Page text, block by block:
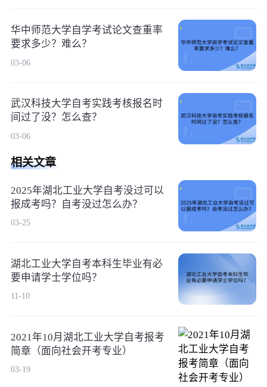
华中师范大学自学考试论文查重率
要求多少？难么？
03-06
武汉科技大学自考实践考核报名时
间过了没？怎么查？
03-06
相关文章
2025年湖北工业大学​自考没过可以
报成考吗？自考没过怎么办？
03-25
湖北工业大学自考本科生毕业有必
要申请学士学位吗？
11-10
2021年10月湖北工业大学自考报考
简章（面向社会开考专业）
03-19